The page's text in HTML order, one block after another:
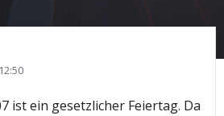
12:50
ist ein gesetzlicher Feiertag. Da